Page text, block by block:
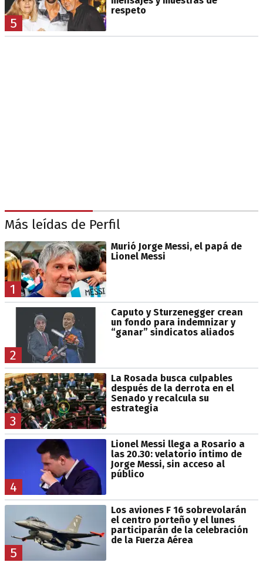
5
respeto
Más leídas de Perfil
1
Murió Jorge Messi, el papá de
Lionel Messi
2
Caputo y Sturzenegger crean
un fondo para indemnizar y
“ganar” sindicatos aliados
3
La Rosada busca culpables
después de la derrota en el
Senado y recalcula su
estrategia
4
Lionel Messi llega a Rosario a
las 20.30: velatorio íntimo de
Jorge Messi, sin acceso al
público
5
Los aviones F 16 sobrevolarán
el centro porteño y el lunes
participarán de la celebración
de la Fuerza Aérea